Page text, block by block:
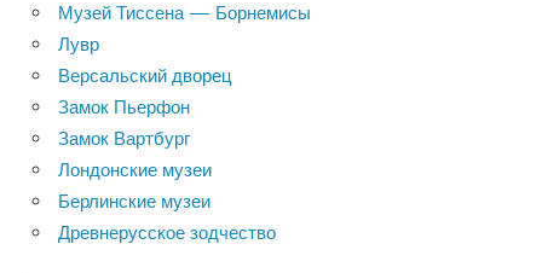
Музей Тиссена — Борнемисы
Лувр
Версальский дворец
Замок Пьерфон
Замок Вартбург
Лондонские музеи
Берлинские музеи
Древнерусское зодчество